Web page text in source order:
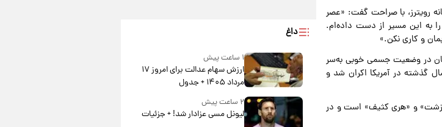
مصاحبه‌ای با رسانه رویترز، با صراحت گفت: «عصر
به این مسیر از دست داده‌ام.
و کاری نکن.»
در وضعیت جسمی خوبی به‌سر
به کار ادامه دهد. آخرین اثر او، درام حقوقی «هیئت‌منصفه شماره ۲» سال گذشته در آمریکا اکران شد و
زشت» و «هری کثیف» است و در
داغ
۱ ساعت پیش
ارزش سهام عدالت برای امروز ۱۷
مرداد ۱۴۰۵ + جدول
۲ ساعت پیش
لیونل مسی عزادار شد! + جزئیات